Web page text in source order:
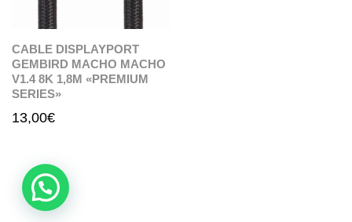
CABLE DISPLAYPORT
GEMBIRD MACHO MACHO
V1.4 8K 1,8M «PREMIUM
SERIES»
13,00€